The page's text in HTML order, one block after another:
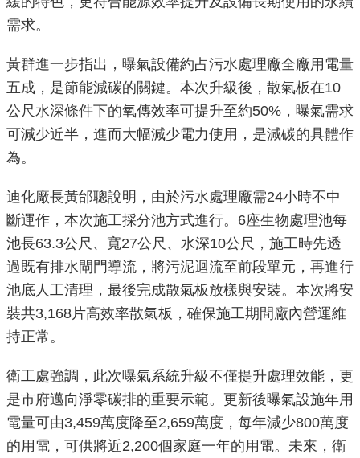
政
地
民
服
務
網
站
導
覽
回
首
頁
English
常
見
需求。
黃群進一步指出，曝氣設備約占污水處理廠全廠用電量
五成，是節能減碳的關鍵。本次升級後，散氣板在10
公尺水深條件下的氧傳效率可提升至約50%，曝氣需求
可減少近半，進而大幅減少電力使用，是減碳的具體作
為。
迪化廠長黃邰聰說明，由於污水處理廠需24小時不中
斷運作，本次施工採分池方式進行。6座生物處理池每
池長63.3公尺、寬27公尺、水深10公尺，施工時先透
過既有排水閘門導流，將污泥迴流至前段單元，再進行
池底人工清理，最後完成散氣板放樣與安裝。本次將安
裝共3,168片高效率散氣板，確保施工期間廠內營運維
持正常。
衛工處強調，此次曝氣系統升級不僅提升處理效能，更
是市府邁向淨零碳排的重要示範。更新後曝氣設施年用
電量可由3,459萬度降至2,659萬度，每年減少800萬度
的用電，可供將近2,200個家庭一年的用電。未來，衛